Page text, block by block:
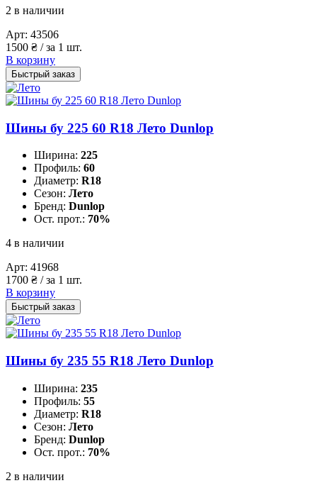
2 в наличии
Арт: 43506
1500 ₴ / за 1 шт.
В корзину
Быстрый заказ
Шины бу 225 60 R18 Лето Dunlop
Ширина: 225
Профиль: 60
Диаметр: R18
Сезон: Лето
Бренд: Dunlop
Ост. прот.: 70%
4 в наличии
Арт: 41968
1700 ₴ / за 1 шт.
В корзину
Быстрый заказ
Шины бу 235 55 R18 Лето Dunlop
Ширина: 235
Профиль: 55
Диаметр: R18
Сезон: Лето
Бренд: Dunlop
Ост. прот.: 70%
2 в наличии